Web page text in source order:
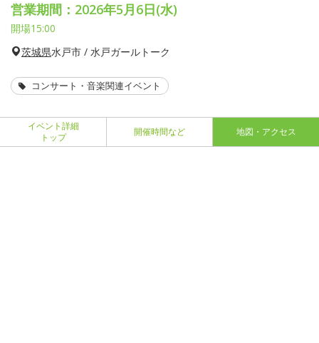
営業期間：2026年5月6日(水)
開場15:00
茨城県水戸市 / 水戸ガールトーク
コンサート・音楽関連イベント
イベント詳細
トップ
開催時間など 地図・アクセス